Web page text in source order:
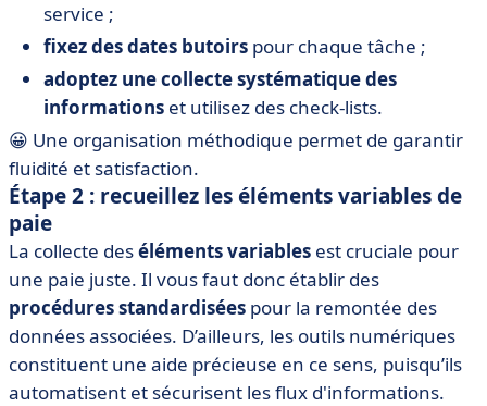
service ;
fixez des dates butoirs pour chaque tâche ;
adoptez une collecte systématique des
informations et utilisez des check-lists.
😀 Une organisation méthodique permet de garantir
fluidité et satisfaction.
Étape 2 : recueillez les éléments variables de
paie
La collecte deséléments variables est cruciale pour
une paie juste. Il vous faut donc établir des
procédures standardisées pour la remontée des
données associées. D’ailleurs, les outils numériques
constituent une aide précieuse en ce sens, puisqu’ils
automatisent et sécurisent les flux d'informations.